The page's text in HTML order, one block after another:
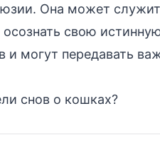
Она может
свою
могут передавать
снов о кошках?